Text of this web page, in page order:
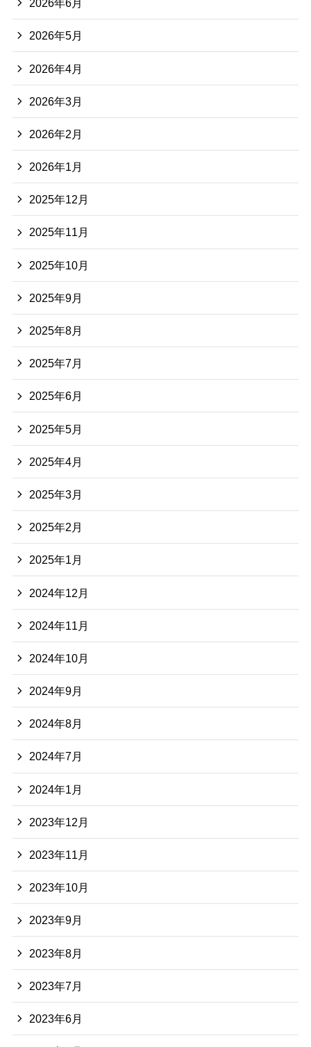
2026年6月
2026年5月
2026年4月
2026年3月
2026年2月
2026年1月
2025年12月
2025年11月
2025年10月
2025年9月
2025年8月
2025年7月
2025年6月
2025年5月
2025年4月
2025年3月
2025年2月
2025年1月
2024年12月
2024年11月
2024年10月
2024年9月
2024年8月
2024年7月
2024年1月
2023年12月
2023年11月
2023年10月
2023年9月
2023年8月
2023年7月
2023年6月